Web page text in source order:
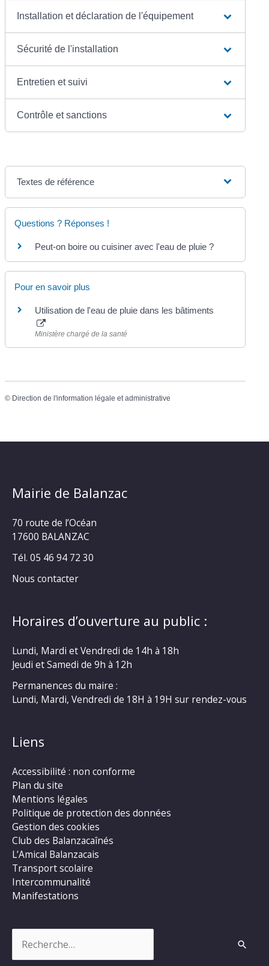
Installation et déclaration de l'équipement
Sécurité de l'installation
Entretien et suivi
Contrôle et sanctions
Textes de référence
Questions ? Réponses !
Peut-on boire ou cuisiner avec l'eau de pluie ?
Pour en savoir plus
Utilisation de l'eau de pluie dans les bâtiments
Ministère chargé de la santé
© Direction de l'information légale et administrative
Mairie de Balanzac
70 route de l’Océan
17600 BALANZAC
Tél. 05 46 94 72 30
Nous contacter
Horaires d’ouverture au public :
Lundi, Mardi et Vendredi de 14h à 18h
Jeudi et Samedi de 9h à 12h
Permanences du maire :
Lundi, Mardi, Vendredi de 18H à 19H sur rendez-vous
Liens
Accessibilité : non conforme
Plan du site
Mentions légales
Politique de protection des données
Gestion des cookies
Club des Balanzacaînés
L’Amical Balanzacais
Transport scolaire
Intercommunalité
Manifestations